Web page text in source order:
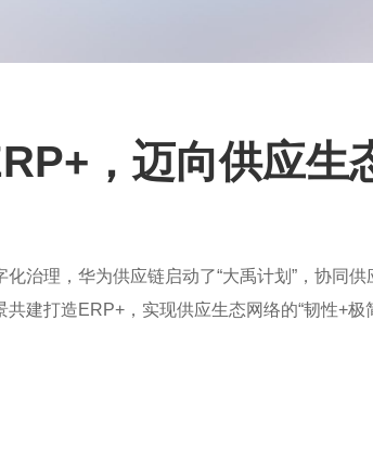
，迈向供应生
治理，华为供应链启动了“大禹计划”，协同
建打造ERP+，实现供应生态网络的“韧性+极